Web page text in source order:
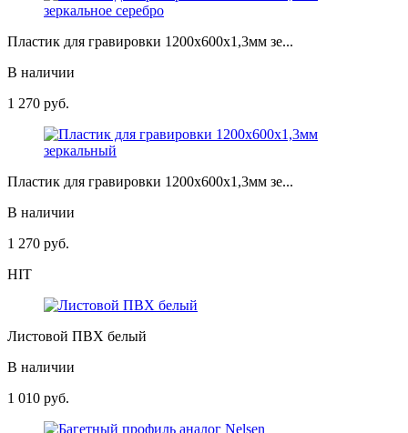
Пластик для гравировки 1200х600х1,3мм зе...
В наличии
1 270 руб.
Пластик для гравировки 1200х600х1,3мм зе...
В наличии
1 270 руб.
HIT
Листовой ПВХ белый
В наличии
1 010 руб.